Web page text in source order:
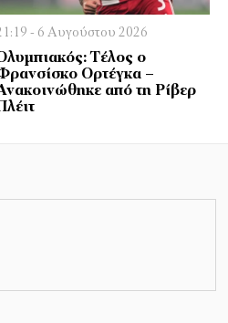
- 6 Αυγούστου 2026
Τέλος ο
Ορτέγκα –
από τη Ρίβερ